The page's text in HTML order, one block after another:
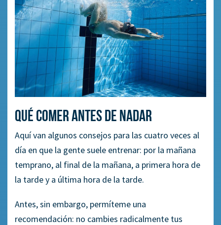
Qué comer antes de nadar
Aquí van algunos consejos para las cuatro veces al
día en que la gente suele entrenar: por la mañana
temprano, al final de la mañana, a primera hora de
la tarde y a última hora de la tarde.
Antes, sin embargo, permíteme una
recomendación: no cambies radicalmente tus